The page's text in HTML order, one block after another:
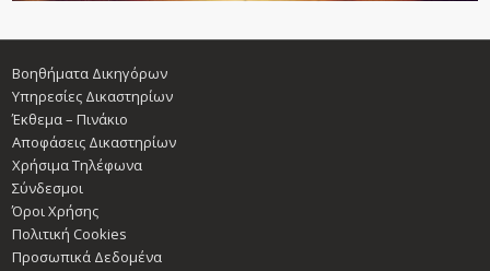
Βοηθήματα Δικηγόρων
Υπηρεσίες Δικαστηρίων
Έκθεμα – Πινάκιο
Αποφάσεις Δικαστηρίων
Χρήσιμα Τηλέφωνα
Σύνδεσμοι
Όροι Χρήσης
Πολιτική Cookies
Προσωπικά Δεδομένα